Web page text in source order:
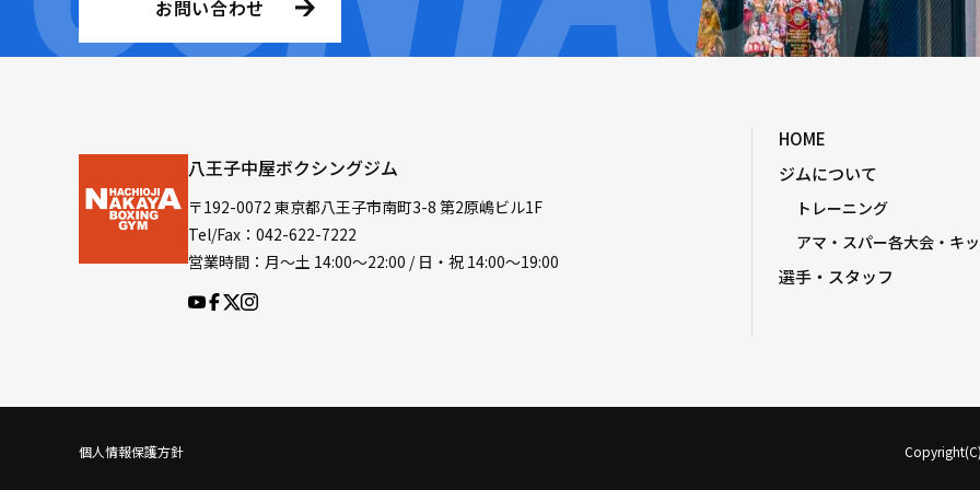
お問い合わせ
八王子中屋ボクシングジム
〒192-0072 東京都八王子市南町3-8 第2原嶋ビル1F
Tel/Fax：042-622-7222
営業時間：月〜土 14:00〜22:00 / 日・祝 14:00〜19:00
HOME
ジムについて
トレーニング
アマ・スパー各大会・キ
選手・スタッフ
個人情報保護方針